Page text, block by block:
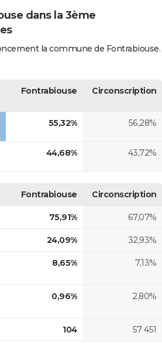
dans la 3ème
la commune de Fontrabiouse.
Fontrabiouse Circonscription
55,32% 56,28%
44,68% 43,72%
Fontrabiouse Circonscription
75,91% 67,07%
24,09% 32,93%
8,65% 7,13%
0,96% 2,80%
104 57 451